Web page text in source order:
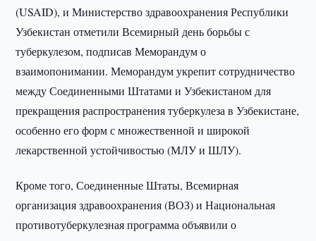
(USAID), и Министерство здравоохранения Республики
Узбекистан отметили Всемирный день борьбы с
туберкулезом, подписав Меморандум о
взаимопонимании. Меморандум укрепит сотрудничество
между Соединенными Штатами и Узбекистаном для
прекращения распространения туберкулеза в Узбекистане,
особенно его форм с множественной и широкой
лекарственной устойчивостью (МЛУ и ШЛУ).
Кроме того, Соединенные Штаты, Всемирная
организация здравоохранения (ВОЗ) и Национальная
противотуберкулезная программа объявили о